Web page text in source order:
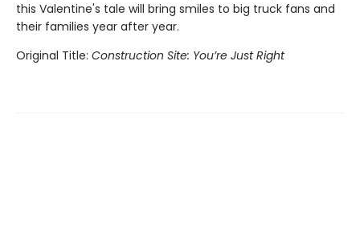
this Valentine's tale will bring smiles to big truck fans and
their families year after year.
Original Title: Construction Site: You’re Just Right